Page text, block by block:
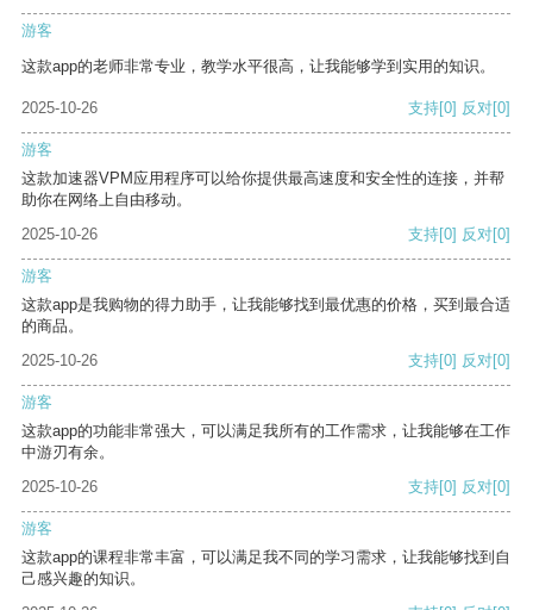
游客
这款app的老师非常专业，教学水平很高，让我能够学到实用的知识。
2025-10-26 支持[0] 反对[0]
游客
这款加速器VPM应用程序可以给你提供最高速度和安全性的连接，并帮
助你在网络上自由移动。
2025-10-26
支持[0] 反对[0]
游客
这款app是我购物的得力助手，让我能够找到最优惠的价格，买到最合适
的商品。
2025-10-26
支持[0] 反对[0]
游客
这款app的功能非常强大，可以满足我所有的工作需求，让我能够在工作
中游刃有余。
2025-10-26
支持[0] 反对[0]
游客
这款app的课程非常丰富，可以满足我不同的学习需求，让我能够找到自
己感兴趣的知识。